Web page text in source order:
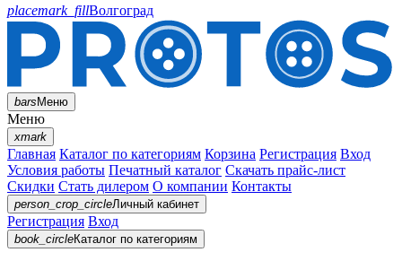
placemark_fillВолгоград
barsМеню
Меню
xmark
Главная Каталог по категориям Корзина Регистрация Вход
Условия работы Печатный каталог Скачать прайс-лист
Скидки Стать дилером О компании Контакты
person_crop_circleЛичный кабинет
Регистрация Вход
book_circleКаталог по категориям